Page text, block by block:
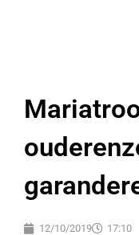
12/10/2019 17:10